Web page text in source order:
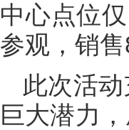
中心点位
参观，销
此次活
巨大潜力